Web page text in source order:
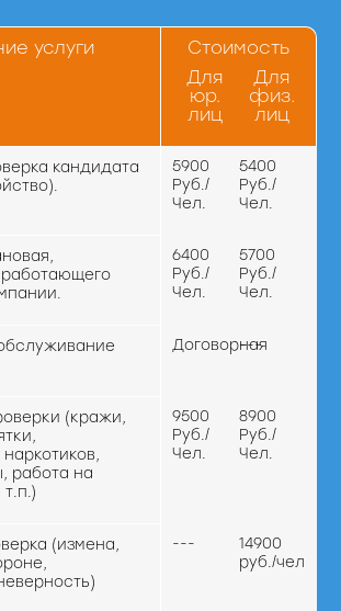
услуги
Стоимость
Для
юр.
лиц
Для
физ.
лиц
кандидата
5900
Руб./
Чел.
5400
Руб./
Чел.
6400
Руб./
Чел.
5700
Руб./
Чел.
Договорная
---
(кражи,
работа на
9500
Руб./
Чел.
8900
Руб./
Чел.
(измена,
---
14900
руб./чел